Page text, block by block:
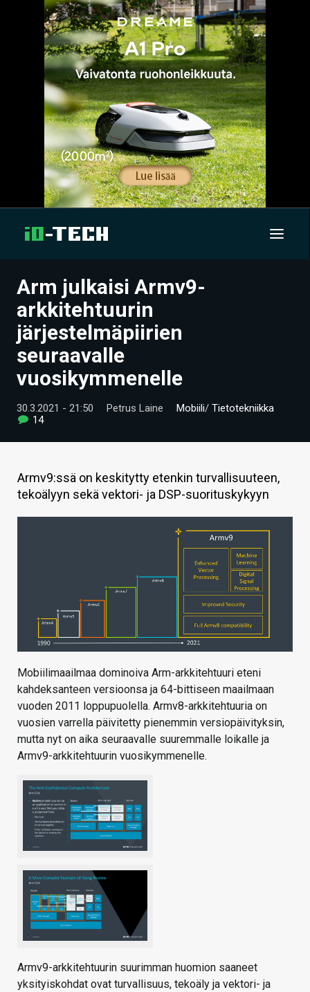
UUTISET
ARTIKKELIT
VIDEOT
TECHBBS
TIETOA
HINTA.FI
KAUPPA
VAIHDA TEEMA
Arm julkaisi Armv9-
arkkitehtuurin
järjestelmäpiirien
seuraavalle
vuosikymmenelle
30.3.2021 - 21:50 Petrus Laine Mobiili/ Tietotekniikka
14
Armv9:ssä on keskitytty etenkin turvallisuuteen,
tekoälyyn sekä vektori- ja DSP-suorituskykyyn
Mobiilimaailmaa dominoiva Arm-arkkitehtuuri eteni
kahdeksanteen versioonsa ja 64-bittiseen maailmaan
vuoden 2011 loppupuolella. Armv8-arkkitehtuuria on
vuosien varrella päivitetty pienemmin versiopäivityksin,
mutta nyt on aika seuraavalle suuremmalle loikalle ja
Armv9-arkkitehtuurin vuosikymmenelle.
Armv9-arkkitehtuurin suurimman huomion saaneet
yksityiskohdat ovat turvallisuus, tekoäly ja vektori- ja